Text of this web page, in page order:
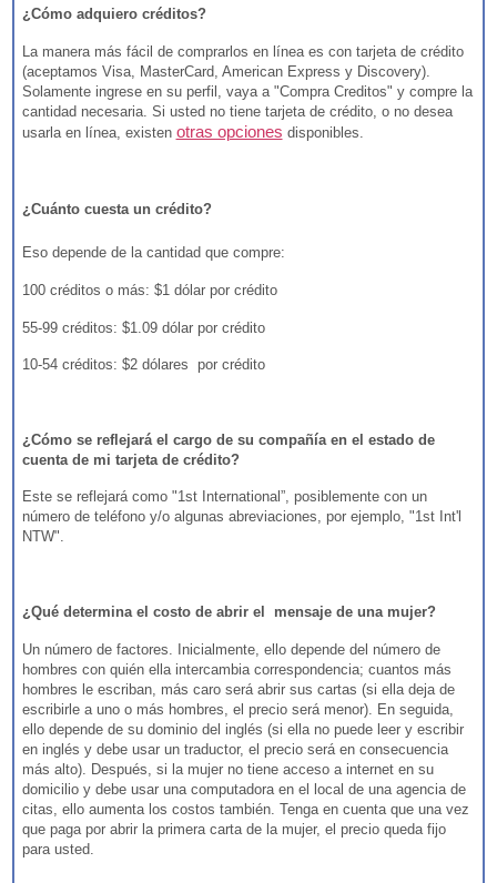
¿Cómo adquiero créditos?
La manera más fácil de comprarlos en línea es con tarjeta de crédito
(aceptamos Visa, MasterCard, American Express y Discovery).
Solamente ingrese en su perfil, vaya a "Compra Creditos" y compre la
cantidad necesaria. Si usted no tiene tarjeta de crédito, o no desea
usarla en línea, existen otras opciones disponibles.
¿Cuánto cuesta un crédito?
Eso depende de la cantidad que compre:
100 créditos o más: $1 dólar por crédito
55-99 créditos: $1.09 dólar por crédito
10-54 créditos: $2 dólares por crédito
¿Cómo se reflejará el cargo de su compañía en el estado de
cuenta de mi tarjeta de crédito?
Este se reflejará como "1st International”, posiblemente con un
número de teléfono y/o algunas abreviaciones, por ejemplo, "1st Int'l
NTW".
¿Qué determina el costo de abrir el mensaje de una mujer?
Un número de factores. Inicialmente, ello depende del número de
hombres con quién ella intercambia correspondencia; cuantos más
hombres le escriban, más caro será abrir sus cartas (si ella deja de
escribirle a uno o más hombres, el precio será menor). En seguida,
ello depende de su dominio del inglés (si ella no puede leer y escribir
en inglés y debe usar un traductor, el precio será en consecuencia
más alto). Después, si la mujer no tiene acceso a internet en su
domicilio y debe usar una computadora en el local de una agencia de
citas, ello aumenta los costos también. Tenga en cuenta que una vez
que paga por abrir la primera carta de la mujer, el precio queda fijo
para usted.